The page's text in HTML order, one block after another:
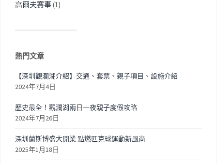
高爾夫賽事(1)
熱門文章
【深圳觀瀾湖介紹】交通、套票、親子項目、設施介紹
2024年7月4日
歷史最全！觀瀾湖兩日一夜親子度假攻略
2024年7月26日
深圳蘭斯博盛大開業 點燃匹克球運動新風尚
2025年1月18日